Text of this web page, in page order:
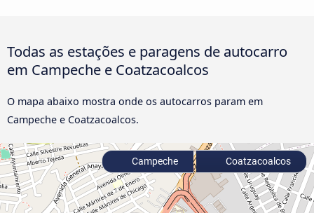
Todas as estações e paragens de autocarro
em Campeche e Coatzacoalcos
O mapa abaixo mostra onde os autocarros param em
Campeche e Coatzacoalcos.
Campeche Coatzacoalcos